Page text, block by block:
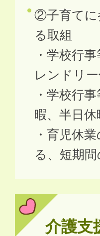
②子育てに
る取組
・学校行
レンドリ
・学校行
暇、半日休
・育児休
る、短期
介護支